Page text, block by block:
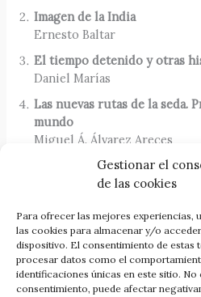
Gestionar el
de las cookies
Para ofrecer las mejores experiencias,
las cookies para almacenar y/o
dispositivo. El consentimiento de estas
procesar datos como el
identificaciones únicas en este sitio.
consentimiento, puede afectar
Imagen de la India
Ernesto Baltar
El tiempo detenido y otras
Daniel Marías
Las nuevas rutas de la seda.
mundo
Miguel Á. Álvarez Areces
Sueños de un Insomne
José de María Romero Barea
Comprar la revista